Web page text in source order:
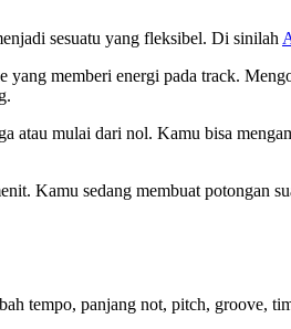
sesuatu yang fleksibel. Di sinilah
yang memberi energi pada track.
atau mulai dari nol. Kamu bisa
Kamu sedang membuat potongan
tempo, panjang not, pitch, groove,